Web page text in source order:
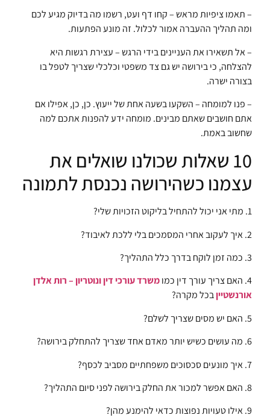
– תאמו ציפיות מראש – קחו דף ועט, רשמו מה בדיוק מגיע לכם
ומה תהליך ההעברה אמור לכלול. זה מונע הפתעות.
– אל תשאירו את העניינים בידי הרגש – עצירת רגשות היא
להצלחה, כי בירושה יש גם צד משפטי וכלכלי שצריך לטפל בו
בצורה ישרה.
– פנו למומחה – השקעו בשעה אחת של ייעוץ. כן, כן, אפילו אם
אתם חושבים שאתם מבינים. מומחה ידע להפנות אתכם למה
שחשוב באמת.
10 שאלות שכולנו שואלים את
עצמנו כשהירושה נכנסת לתמונה
1. מתי אני יכול להתחיל בליקוט הזכויות שלי?
2. איך לעקוב אחרי המסמכים בלי ללכת לאיבוד?
3. כמה זמן לוקח בדרך כלל התהליך?
4. האם צריך עורך דין כמו
משרד עורכי דין ונוטריון – רות אלדן
אורנשטייןבכל מקרה?
5. האם יש מסים שצריך לשלם?
6. מה עושים כשיש יותר מאדם אחד שצריך להתחלק בירושה?
7. איך מונעים סכסוכים משפחתיים מסביב לכסף?
8. האם אפשר למכור את החלק בירושה לפני סיום התהליך?
9. אילו טעויות נפוצות כדאי להימנע מהן?